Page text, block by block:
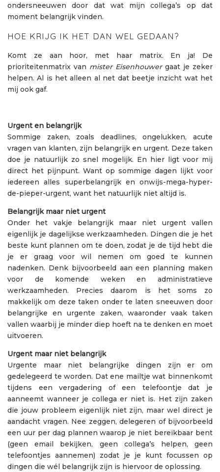
ondersneeuwen door dat wat mijn collega’s op dat
moment belangrijk vinden.
HOE KRIJG IK HET DAN WEL GEDAAN?
Komt ze aan hoor, met haar matrix. En ja! De
prioriteitenmatrix van mister Eisenhouwergaat je zeker
helpen. Al is het alleen al net dat beetje inzicht wat het
mij ook gaf.
Urgent en belangrijk
Sommige zaken, zoals deadlines, ongelukken, acute
vragen van klanten, zijn belangrijk en urgent. Deze taken
doe je natuurlijk zo snel mogelijk. En hier ligt voor mij
direct het pijnpunt. Want op sommige dagen lijkt voor
iedereen alles superbelangrijk en onwijs-mega-hyper-
de-pieper-urgent, want het natuurlijk niet altijd is.
Belangrijk maar niet urgent
Onder het vakje belangrijk maar niet urgent vallen
eigenlijk je dagelijkse werkzaamheden. Dingen die je het
beste kunt plannen om te doen, zodat je de tijd hebt die
je er graag voor wil nemen om goed te kunnen
nadenken. Denk bijvoorbeeld aan een planning maken
voor de komende weken en administratieve
werkzaamheden. Precies daarom is het soms zo
makkelijk om deze taken onder te laten sneeuwen door
belangrijke en urgente zaken, waaronder vaak taken
vallen waarbij je minder diep hoeft na te denken en moet
uitvoeren.
Urgent maar niet belangrijk
Urgente maar niet belangrijke dingen zijn er om
gedelegeerd te worden. Dat ene mailtje wat binnenkomt
tijdens een vergadering of een telefoontje dat je
aanneemt wanneer je collega er niet is. Het zijn zaken
die jouw probleem eigenlijk niet zijn, maar wel direct je
aandacht vragen. Nee zeggen, delegeren of bijvoorbeeld
een uur per dag plannen waarop je niet bereikbaar bent
(geen email bekijken, geen collega’s helpen, geen
telefoontjes aannemen) zodat je je kunt focussen op
dingen die wél belangrijk zijn is hiervoor de oplossing.